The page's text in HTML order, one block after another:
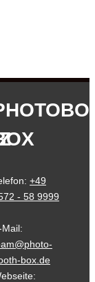
+49
- 58 9999
Mail:
box.de